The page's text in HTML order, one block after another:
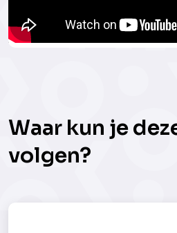
Waar kun je
volgen?